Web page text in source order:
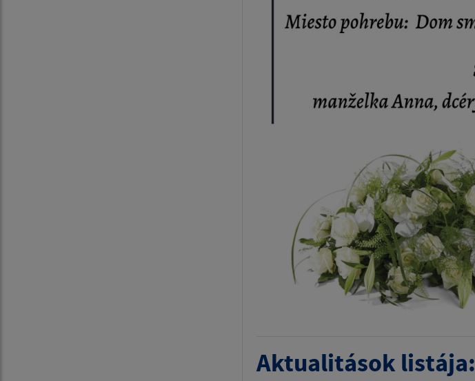
Aktualitások listája: